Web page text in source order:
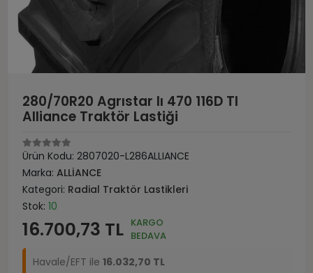
280/70R20 Agrıstar Iı 470 116D Tl
Alliance Traktör Lastiği
Ürün Kodu: 2807020-L286ALLIANCE
Marka: ALLİANCE
Kategori: Radial Traktör Lastikleri
Stok: 10
16.700,73 TL KARGO
BEDAVA
Havale/EFT ile 16.032,70 TL